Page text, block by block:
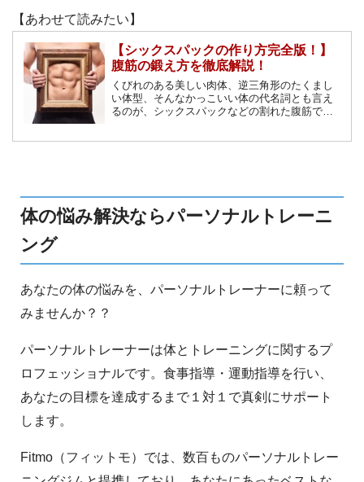
【あわせて読みたい】
【シックスパックの作り方完全版！】
腹筋の鍛え方を徹底解説！
くびれのある美しい肉体、逆三角形のたくまし
い体型、そんなかっこいい体の代名詞とも言え
るのが、シックスパックなどの割れた腹筋で
体の悩み解決ならパーソナルトレーニ
ング
あなたの体の悩みを、パーソナルトレーナーに頼って
みませんか？？
パーソナルトレーナーは体とトレーニングに関するプ
ロフェッショナルです。食事指導・運動指導を行い、
あなたの目標を達成するまで１対１で真剣にサポート
します。
Fitmo（フィットモ）では、数百ものパーソナルトレー